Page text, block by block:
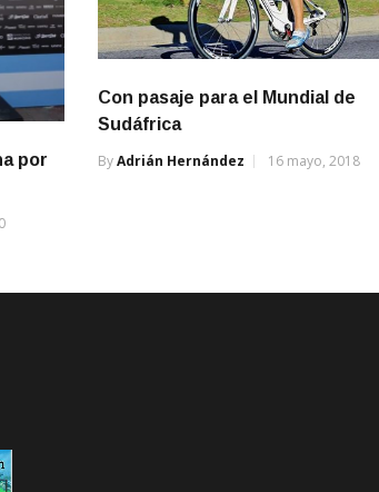
por
Con pasaje para el Mundial de
Sudáfrica
ByAdrián Hernández 16 mayo, 2018